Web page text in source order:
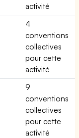
activité
4
conventions
collectives
pour cette
activité
9
conventions
collectives
pour cette
activité